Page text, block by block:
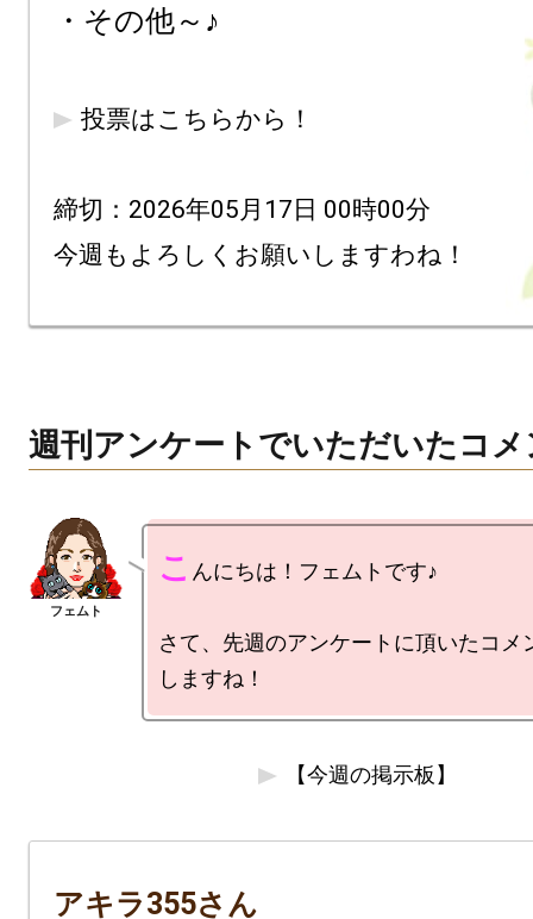
投票はこちらから！
締切：2026年05月17日 00時00分
週刊アンケートでいただいたコ
こ んにちは！フェムトです♪
さて、先週のアンケートに頂いたコメ
【今週の掲示板】
アキラ355さん